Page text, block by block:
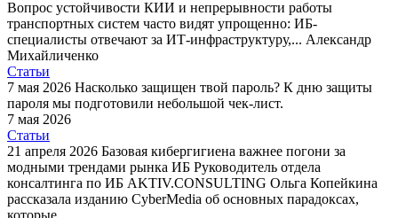
Вопрос устойчивости КИИ и непрерывности работы
транспортных систем часто видят упрощенно: ИБ-
специалисты отвечают за ИТ-инфраструктуру,... Александр
Михайличенко
Статьи
7 мая 2026 Насколько защищен твой пароль? К дню защиты
пароля мы подготовили небольшой чек-лист.
7 мая 2026
Статьи
21 апреля 2026 Базовая кибергигиена важнее погони за
модными трендами рынка ИБ Руководитель отдела
консалтинга по ИБ AKTIV.CONSULTING Ольга Копейкина
рассказала изданию CyberMedia об основных парадоксах,